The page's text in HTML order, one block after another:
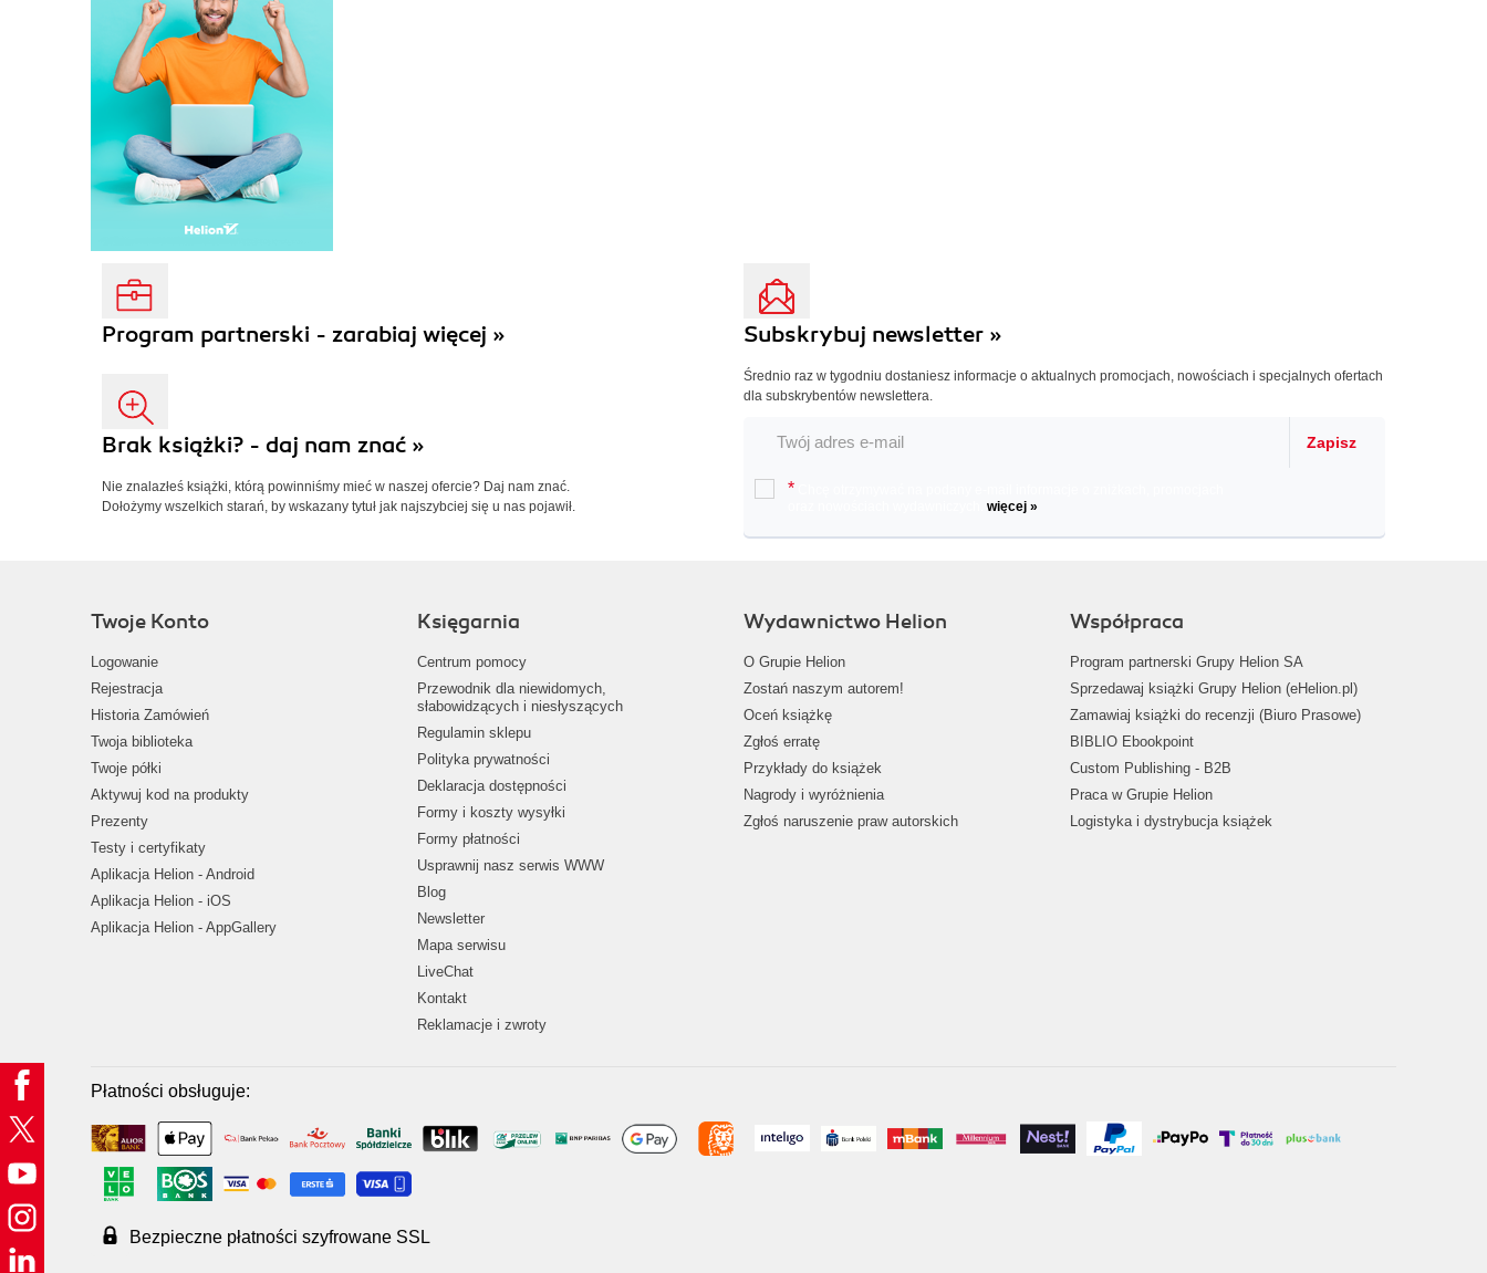
Program partnerski - zarabiaj więcej »
Brak książki? - daj nam znać »
Nie znalazłeś książki, którą powinniśmy mieć w naszej ofercie? Daj nam znać.
Dołożymy wszelkich starań, by wskazany tytuł jak najszybciej się u nas pojawił.
Subskrybuj newsletter »
Średnio raz w tygodniu dostaniesz informacje o aktualnych promocjach, nowościach i specjalnych ofertach
dla subskrybentów newslettera.
Zapisz
*
więcej »
Twoje Konto
Logowanie
Rejestracja
Historia Zamówień
Twoja biblioteka
Twoje półki
Aktywuj kod na produkty
Prezenty
Testy i certyfikaty
Aplikacja Helion - Android
Aplikacja Helion - iOS
Aplikacja Helion - AppGallery
Księgarnia
Centrum pomocy
Przewodnik dla niewidomych,
słabowidzących i niesłyszących
Regulamin sklepu
Polityka prywatności
Deklaracja dostępności
Formy i koszty wysyłki
Formy płatności
Usprawnij nasz serwis WWW
Blog
Newsletter
Mapa serwisu
LiveChat
Kontakt
Reklamacje i zwroty
Wydawnictwo Helion
O Grupie Helion
Zostań naszym autorem!
Oceń książkę
Zgłoś erratę
Przykłady do książek
Nagrody i wyróżnienia
Zgłoś naruszenie praw autorskich
Współpraca
Program partnerski Grupy Helion SA
Sprzedawaj książki Grupy Helion (eHelion.pl)
Zamawiaj książki do recenzji (Biuro Prasowe)
BIBLIO Ebookpoint
Custom Publishing - B2B
Praca w Grupie Helion
Logistyka i dystrybucja książek
Płatności obsługuje:
Bezpieczne płatności szyfrowane SSL